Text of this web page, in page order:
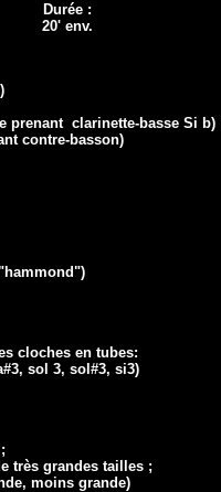
Durée :
prenant  clarinette-basse Si b)
contre-basson)
cloches en tubes:
sol 3, sol#3, si3)
très grandes tailles ;
moins grande)